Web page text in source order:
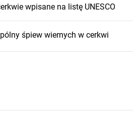
wpisane na listę UNESCO
śpiew wiernych w cerkwi